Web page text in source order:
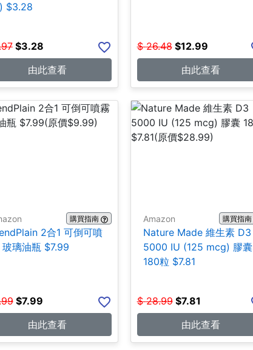
$3.28
$3.28
由此查看
$ 26.48 $12.99
由此查看
購買指南
2合1 可倒可噴
玻璃油瓶 $7.99
$7.99
由此查看
Amazon 購買指南
Nature Made 維生素 D3
5000 IU (125 mcg) 膠囊
180粒 $7.81
$ 28.99 $7.81
由此查看